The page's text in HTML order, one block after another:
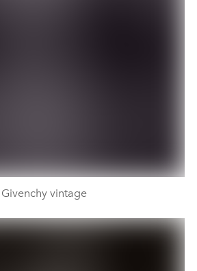
Givenchy vintage